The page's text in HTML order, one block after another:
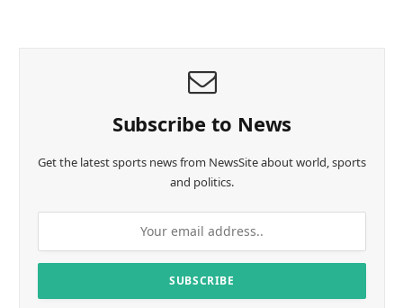
Subscribe to News
Get the latest sports news from NewsSite about world, sports
and politics.